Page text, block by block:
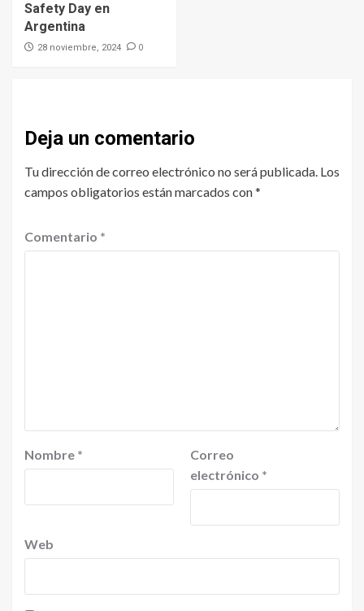
Safety Day en
Argentina
28 noviembre, 2024 0
Deja un comentario
Tu dirección de correo electrónico no será publicada. Los
campos obligatorios están marcados con*
Comentario *
Nombre *
Correo
electrónico *
Web